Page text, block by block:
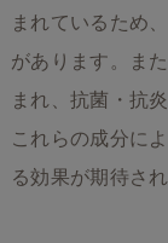
まれているため
があります。ま
まれ、抗菌・抗
これらの成分に
る効果が期待され